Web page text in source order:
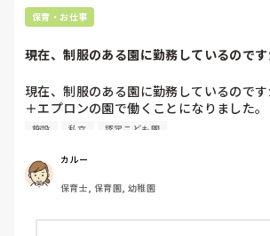
保育・お仕事
現在、制服のある園に勤務しているので
現在、制服のある園に勤務しているので
＋エプロンの園で働くことになりました。
服装について、分からないのでいくつか質
11月ごろの服装ってどのような感じでしょ
・トレーナーはまだ暑いですか？
・長袖エプロンは、いつごろから着用しま
・パンツは、デニムとジャージ以外だった
ますか？
施設 私立 認定こども園
カルー
保育士, 保育園, 幼稚園